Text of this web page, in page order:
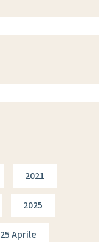
2021
2025
25 Aprile